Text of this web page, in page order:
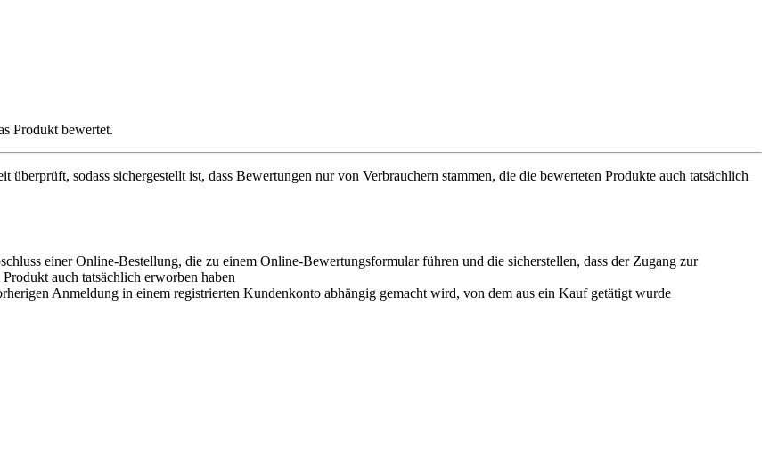
Produkt bewertet.
sodass sichergestellt ist, dass Bewertungen nur von Verbrauchern stammen, die die bewerteten Produkte auch tatsächlich
einer Online-Bestellung, die zu einem Online-Bewertungsformular führen und die sicherstellen, dass der Zugang zur
auch tatsächlich erworben haben
Anmeldung in einem registrierten Kundenkonto abhängig gemacht wird, von dem aus ein Kauf getätigt wurde